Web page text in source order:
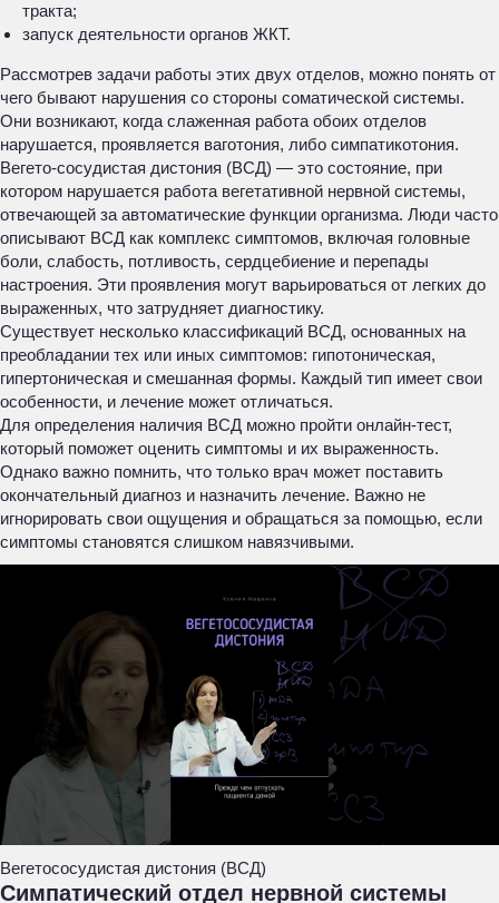
тракта;
запуск деятельности органов ЖКТ.
Рассмотрев задачи работы этих двух отделов, можно понять от
чего бывают нарушения со стороны соматической системы.
Они возникают, когда слаженная работа обоих отделов
нарушается, проявляется ваготония, либо симпатикотония.
Вегето-сосудистая дистония (ВСД) — это состояние, при
котором нарушается работа вегетативной нервной системы,
отвечающей за автоматические функции организма. Люди часто
описывают ВСД как комплекс симптомов, включая головные
боли, слабость, потливость, сердцебиение и перепады
настроения. Эти проявления могут варьироваться от легких до
выраженных, что затрудняет диагностику.
Существует несколько классификаций ВСД, основанных на
преобладании тех или иных симптомов: гипотоническая,
гипертоническая и смешанная формы. Каждый тип имеет свои
особенности, и лечение может отличаться.
Для определения наличия ВСД можно пройти онлайн-тест,
который поможет оценить симптомы и их выраженность.
Однако важно помнить, что только врач может поставить
окончательный диагноз и назначить лечение. Важно не
игнорировать свои ощущения и обращаться за помощью, если
симптомы становятся слишком навязчивыми.
Вегетососудистая дистония (ВСД)
Симпатический отдел нервной системы